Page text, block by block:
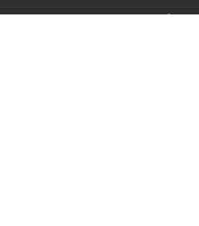
подарочных сертификатов в